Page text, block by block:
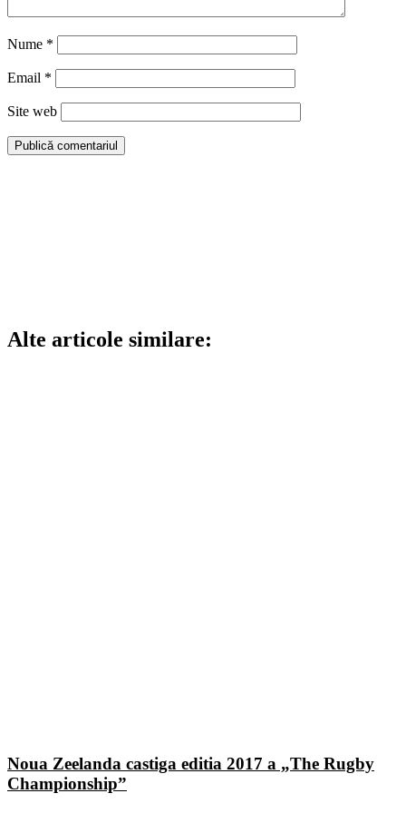
Nume *
Email *
Site web
Alte articole similare:
Noua Zeelanda castiga editia 2017 a „The Rugby
Championship”